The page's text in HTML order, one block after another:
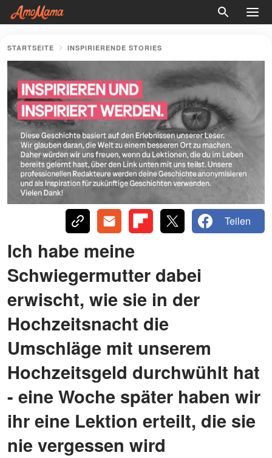
STARTSEITE INSPIRIERENDE STORIES
Teilen
Ich habe meine
Schwiegermutter dabei
erwischt, wie sie in der
Hochzeitsnacht die
Umschläge mit unserem
Hochzeitsgeld durchwühlt hat
- eine Woche später haben wir
ihr eine Lektion erteilt, die sie
nie vergessen wird